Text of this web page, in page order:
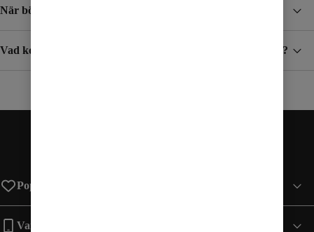
När börjar jag betala för surf och samtal i utlandet?
Vad kostar det att ta emot SMS/MMS när jag är utomlands?
Populära sidor
Varumärken